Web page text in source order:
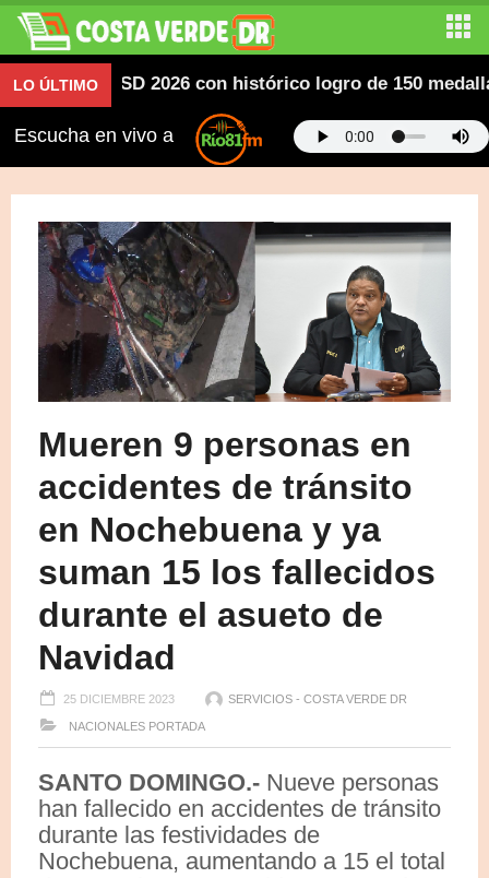
LO ÚLTIMOSD 2026 con histórico logro de 150
Escucha en vivo a
Mueren 9 personas en
accidentes de tránsito
en Nochebuena y ya
suman 15 los fallecidos
durante el asueto de
Navidad
25 DICIEMBRE 2023 SERVICIOS - COSTA VERDE DR
NACIONALES PORTADA
SANTO DOMINGO.- Nueve personas
han fallecido en accidentes de tránsito
durante las festividades de
Nochebuena, aumentando a 15 el total